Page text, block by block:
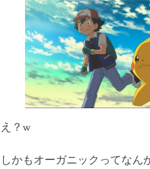
え？w
しかもオーガニックってな